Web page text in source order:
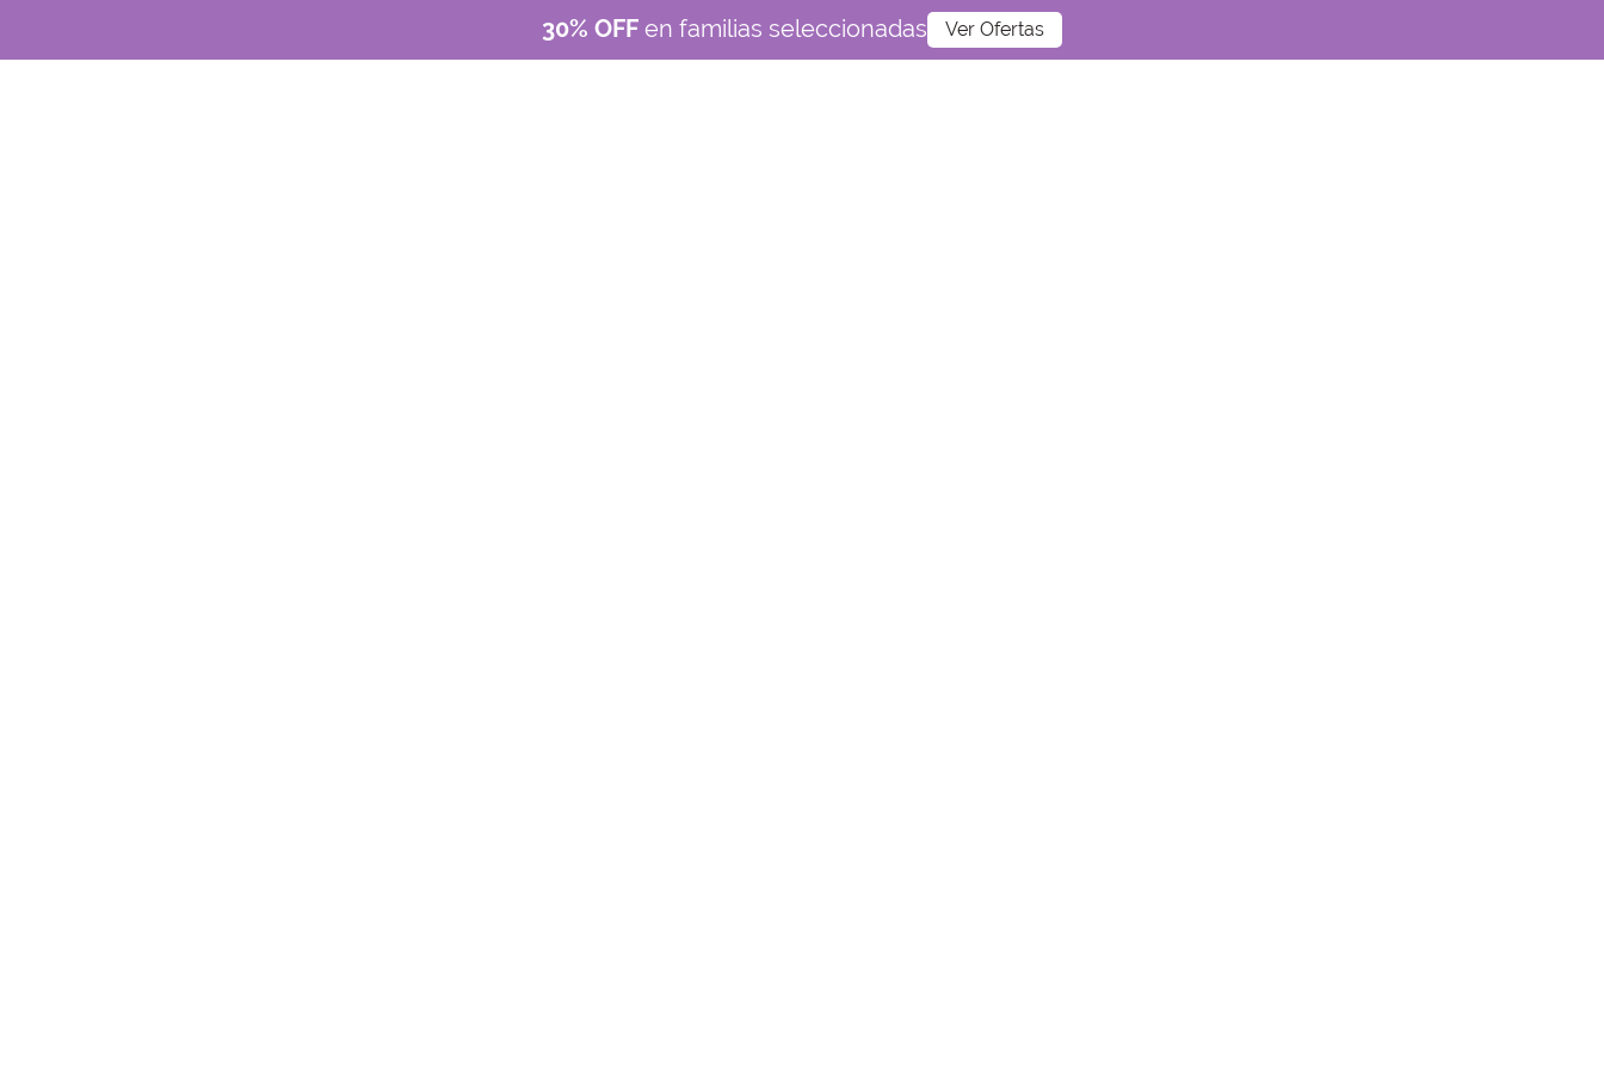
30% OFF en familias seleccionadas Ver Ofertas